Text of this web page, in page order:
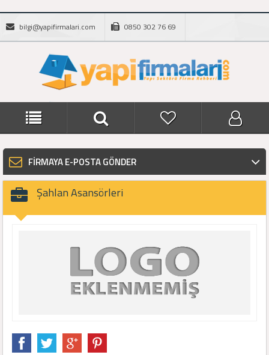
bilgi@yapifirmalari.com 0850 302 76 69
FİRMAYA E-POSTA GÖNDER
Şahlan Asansörleri